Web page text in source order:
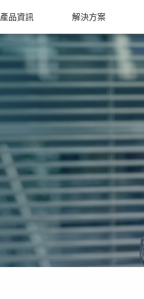
產品資訊 解決方案